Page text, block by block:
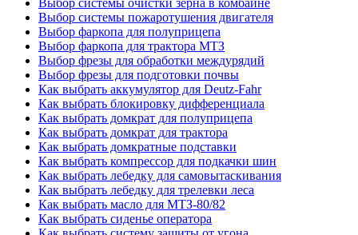
Выбор системы очистки зерна в комбайне
Выбор системы пожаротушения двигателя
Выбор фаркопа для полуприцепа
Выбор фаркопа для трактора МТЗ
Выбор фрезы для обработки междурядий
Выбор фрезы для подготовки почвы
Как выбрать аккумулятор для Deutz-Fahr
Как выбрать блокировку дифференциала
Как выбрать домкрат для полуприцепа
Как выбрать домкрат для трактора
Как выбрать домкратные подставки
Как выбрать компрессор для подкачки шин
Как выбрать лебедку для самовытаскивания
Как выбрать лебедку для трелевки леса
Как выбрать масло для МТЗ-80/82
Как выбрать сиденье оператора